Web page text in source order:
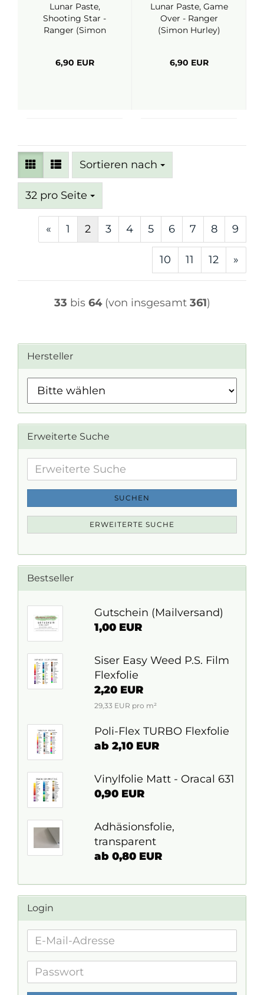
Lunar Paste,
Shooting Star -
Ranger (Simon
6,90 EUR
Lunar Paste, Game
Over - Ranger
(Simon Hurley)
6,90 EUR
Sortieren nach
Sortieren nach
32 pro Seite
pro Seite
« 1 2 3 4 5 6 7 8 9
10 11 12 »
33 bis 64(von insgesamt 361)
Hersteller
Erweiterte Suche
Erweiterte
Suche
SUCHEN
ERWEITERTE SUCHE
Bestseller
Gutschein (Mailversand)
1,00 EUR
Siser Easy Weed P.S. Film
Flexfolie
2,20 EUR
29,33 EUR pro m²
Poli-Flex TURBO Flexfolie
ab 2,10 EUR
Vinylfolie Matt - Oracal 631
0,90 EUR
Adhäsionsfolie,
transparent
ab 0,80 EUR
Login
E-
Adresse
Passwort